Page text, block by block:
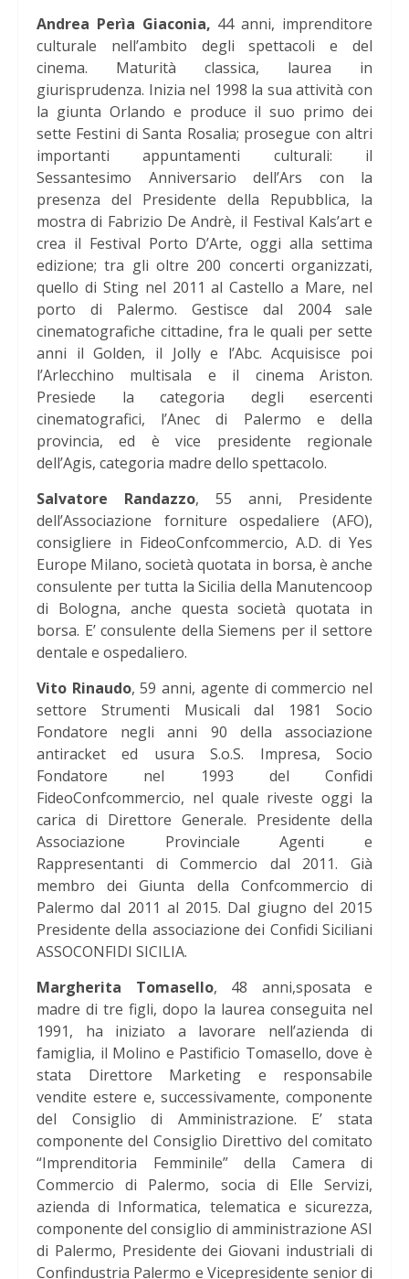
Andrea Perìa Giaconia, 44 anni, imprenditore
culturale nell’ambito degli spettacoli e del
cinema. Maturità classica, laurea in
giurisprudenza. Inizia nel 1998 la sua attività con
la giunta Orlando e produce il suo primo dei
sette Festini di Santa Rosalia; prosegue con altri
importanti appuntamenti culturali: il
Sessantesimo Anniversario dell’Ars con la
presenza del Presidente della Repubblica, la
mostra di Fabrizio De Andrè, il Festival Kals’art e
crea il Festival Porto D’Arte, oggi alla settima
edizione; tra gli oltre 200 concerti organizzati,
quello di Sting nel 2011 al Castello a Mare, nel
porto di Palermo. Gestisce dal 2004 sale
cinematografiche cittadine, fra le quali per sette
anni il Golden, il Jolly e l’Abc. Acquisisce poi
l’Arlecchino multisala e il cinema Ariston.
Presiede la categoria degli esercenti
cinematografici, l’Anec di Palermo e della
provincia, ed è vice presidente regionale
dell’Agis, categoria madre dello spettacolo.
Salvatore Randazzo, 55 anni, Presidente
dell’Associazione forniture ospedaliere (AFO),
consigliere in FideoConfcommercio, A.D. di Yes
Europe Milano, società quotata in borsa, è anche
consulente per tutta la Sicilia della Manutencoop
di Bologna, anche questa società quotata in
borsa. E’ consulente della Siemens per il settore
dentale e ospedaliero.
Vito Rinaudo, 59 anni, agente di commercio nel
settore Strumenti Musicali dal 1981 Socio
Fondatore negli anni 90 della associazione
antiracket ed usura S.o.S. Impresa, Socio
Fondatore nel 1993 del Confidi
FideoConfcommercio, nel quale riveste oggi la
carica di Direttore Generale. Presidente della
Associazione Provinciale Agenti e
Rappresentanti di Commercio dal 2011. Già
membro dei Giunta della Confcommercio di
Palermo dal 2011 al 2015. Dal giugno del 2015
Presidente della associazione dei Confidi Siciliani
ASSOCONFIDI SICILIA.
Margherita Tomasello, 48 anni,sposata e
madre di tre figli, dopo la laurea conseguita nel
1991, ha iniziato a lavorare nell’azienda di
famiglia, il Molino e Pastificio Tomasello, dove è
stata Direttore Marketing e responsabile
vendite estere e, successivamente, componente
del Consiglio di Amministrazione. E’ stata
componente del Consiglio Direttivo del comitato
“Imprenditoria Femminile” della Camera di
Commercio di Palermo, socia di Elle Servizi,
azienda di Informatica, telematica e sicurezza,
componente del consiglio di amministrazione ASI
di Palermo, Presidente dei Giovani industriali di
Confindustria Palermo e Vicepresidente senior di